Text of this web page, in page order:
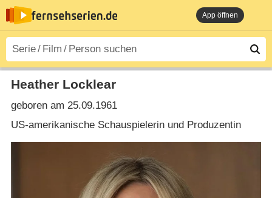
App öffnen
Heather Locklear
geboren am 25.09.1961
US-amerikanische Schauspielerin und Produzentin